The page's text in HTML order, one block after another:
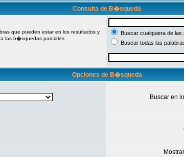
Consulta de B�squeda
que pueden estar en los resultados y
las b�squedas parciales
Buscar cualquiera de
Buscar todas las
Opciones de B�squeda
Buscar en